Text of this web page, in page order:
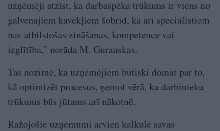
uzņēmēji atzīst, ka darbaspēka trūkums ir viens no
galvenajiem kavēkļiem šobrīd, kā arī speciālistiem
nav atbilstošas zināšanas, kompetence vai
izglītība,” norāda M. Gurauskas.
Tas nozīmē, ka uzņēmējiem būtiski domāt par to,
kā optimizēt procesus, ņemot vērā, ka darbinieku
trūkums būs jūtams arī nākotnē.
Ražojošie uzņēmumi arvien kalkulē savas